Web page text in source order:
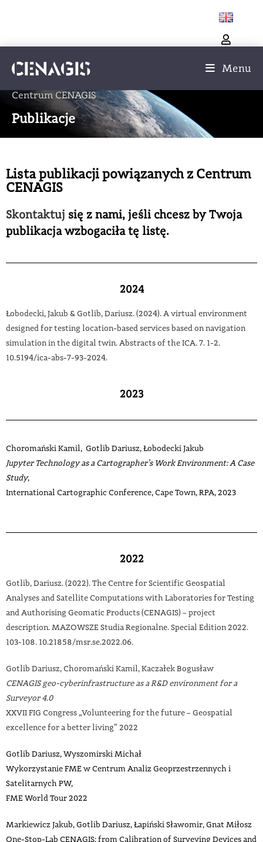
Menu
Centrum CENAGIS
Publikacje
Lista publikacji powiązanych z Centrum
CENAGIS
Skontaktuj się z nami, jeśli chcesz by Twoja
publikacja wzbogaciła tę listę.
2024
Łobodecki, Jakub & Gotlib, Dariusz. (2024). A virtual environment
designed for testing location-based services based on navigation
simulation in the digital twin. Abstracts of the ICA. 7. 1-2.
10.5194/ica-abs-7-93-2024.
2023
Choromański Kamil, Gotlib Dariusz, Łobodecki Jakub
Jupyter Technology as a Cartographer’s Work Environment: A Case
Study,
International Cartographic Conference, Cape Town, RPA, 2023
2022
Gotlib, Dariusz. (2022). The Centre for Scientific Geospatial
Analyses and Satellite Computations with Laboratories for Testing
and Authorising Geomatic Products (CENAGIS) – project
description. MAZOWSZE Studia Regionalne. Special Edition 2022.
103-108. 10.21858/msr.se.2022.06.
Gotlib Dariusz, Choromański Kamil, Kaczałek Bogusław
CENAGIS geo-cyberinfrastructure as a R&D environment for a
Surveyor 4.0
XXVII FIG Congress „Volunteering for the future – Geospatial
excellence for a better living” 2022
Gotlib Dariusz, Wyszomirski Michał
Wykorzystanie FME w Centrum Analiz Geoprzestrzennych i
Satelitarnych PW,
FME World Tour 2022
Markiewicz Jakub, Gotlib Dariusz, Łapiński Sławomir, Gnat Miłosz
One-Stop-Lab CENAGIS: from Calibration of Surveying Devices and